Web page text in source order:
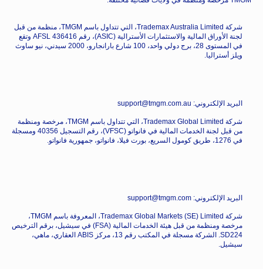
شركة Trademax Australia Limited، التي تتداول باسم TMGM، منظمة من قبل
لجنة الأوراق المالية والاستثمارات الأسترالية (ASIC)، رقم AFSL 436416 وتقع
في المستوى 28، برج دولي واحد، 100 شارع بارانجارو، 2000 سيدني، نيو ساوث
ويلز أستراليا.
البريد الإلكتروني: support@tmgm.com.au
شركة Trademax Global Limited، التي تتداول باسم TMGM، مرخصة ومنظمة
من قبل لجنة الخدمات المالية في فانواتو (VFSC)، رقم التسجيل 40356 ومسجلة
في 1276، طريق كومول السريع، بورت فيلا، فانواتو، جمهورية فانواتو.
البريد الإلكتروني: support@tmgm.com
شركة Trademax Global Markets (SE) Limited، المعروفة باسم TMGM،
مرخصة ومنظمة من قبل هيئة الخدمات المالية (FSA) في سيشيل، برقم الترخيص
SD224. الشركة مسجلة في المكتب رقم 13، مركز ABIS العقاري، ماهي،
سيشيل.